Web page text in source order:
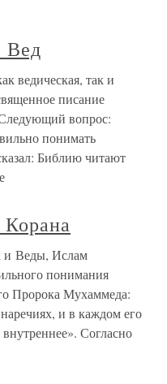
Вед
ведическая, так и
писание
вопрос:
понимать
Библию читают
Корана
и Веды, Ислам
понимания
Пророка Мухаммеда:
и в каждом его
Согласно